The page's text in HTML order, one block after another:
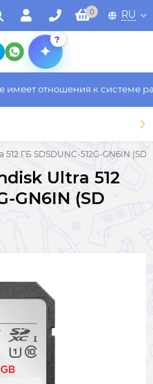
0 RU
?
отношения к системе
ГБ SDSDUNC-512G-GN6IN (SD
Ultra 512
GN6IN (SD